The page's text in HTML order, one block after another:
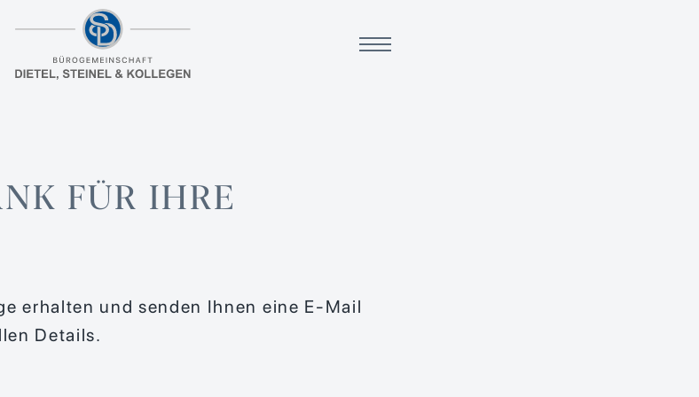
FÜR IHRE
erhalten und senden Ihnen eine E-Mail
Details.